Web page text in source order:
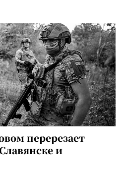
перерезает
и